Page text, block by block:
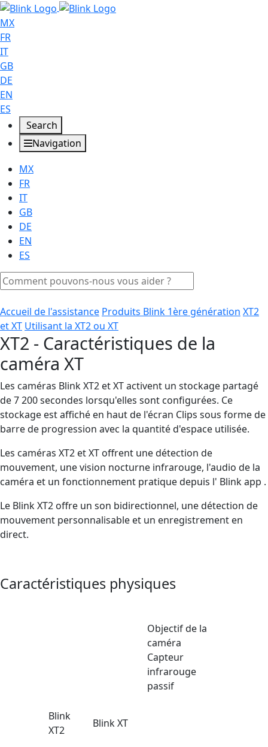
MX
FR
IT
GB
DE
EN
ES
Search
Navigation
MX
FR
IT
GB
DE
EN
ES
Accueil de l'assistance Produits Blink 1ère génération XT2
et XT Utilisant la XT2 ou XT
XT2 - Caractéristiques de la
caméra XT
Les caméras Blink XT2 et XT activent un stockage partagé
de 7 200 secondes lorsqu'elles sont configurées. Ce
stockage est affiché en haut de l'écran Clips sous forme de
barre de progression avec la quantité d'espace utilisée.
Les caméras XT2 et XT offrent une détection de
mouvement, une vision nocturne infrarouge, l'audio de la
caméra et un fonctionnement pratique depuis l' Blink app .
Le Blink XT2 offre un son bidirectionnel, une détection de
mouvement personnalisable et un enregistrement en
direct.
Caractéristiques physiques
Objectif de la
caméra
Capteur
infrarouge
passif
Blink
XT2
Blink XT